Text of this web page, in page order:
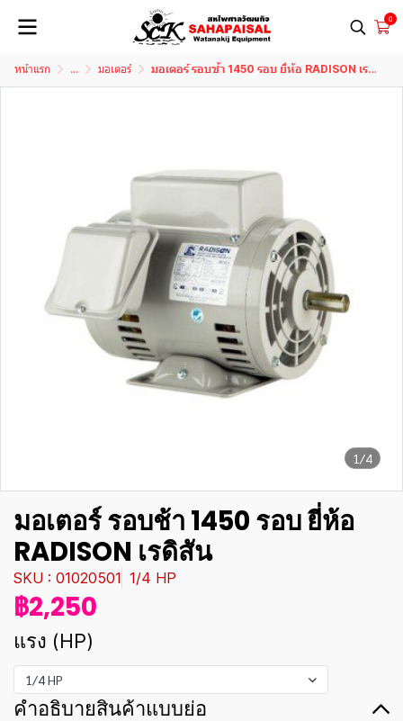
0
หน้าแรก ... มอเตอร์ มอเตอร์ รอบช้า 1450 รอบ ยี่ห้อ RADISON เรดิสัน
1/4
มอเตอร์ รอบช้า 1450 รอบ ยี่ห้อ
RADISON เรดิสัน
SKU : 01020501 1/4 HP
฿2,250
แรง (HP)
1/4 HP
คำอธิบายสินค้าแบบย่อ